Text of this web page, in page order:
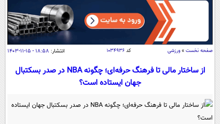
سواد زندگی
سیاسی
اقتصاد
خودرو
جامعه
اجتماعی
ورزشی
صفحه نخست » ورزشی کد۱۰۳۴۹۳۶ انتشار: ۱۸:۵۸ - ۱۵-۱۱-۱۴۰۳
از ساختار مالی تا فرهنگ حرفه‌ای؛ چگونه NBA در صدر بسکتبال
جهان ایستاده است؟